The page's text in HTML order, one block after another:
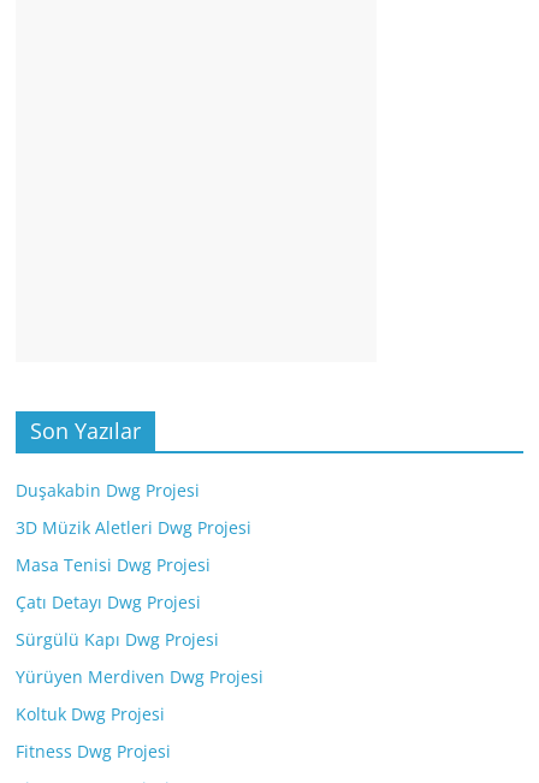
Son Yazılar
Duşakabin Dwg Projesi
3D Müzik Aletleri Dwg Projesi
Masa Tenisi Dwg Projesi
Çatı Detayı Dwg Projesi
Sürgülü Kapı Dwg Projesi
Yürüyen Merdiven Dwg Projesi
Koltuk Dwg Projesi
Fitness Dwg Projesi